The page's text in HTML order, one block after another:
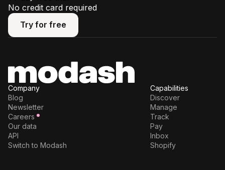
No credit card required
Try for free
Try for free
Company
Blog
Newsletter
Careers
Our data
API
Switch to Modash
Capabilities
Discover
Manage
Track
Pay
Inbox
Shopify